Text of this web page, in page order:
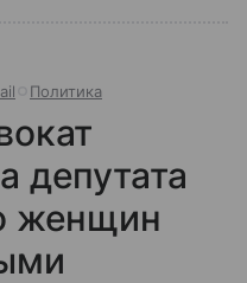
Политика
депутата
женщин